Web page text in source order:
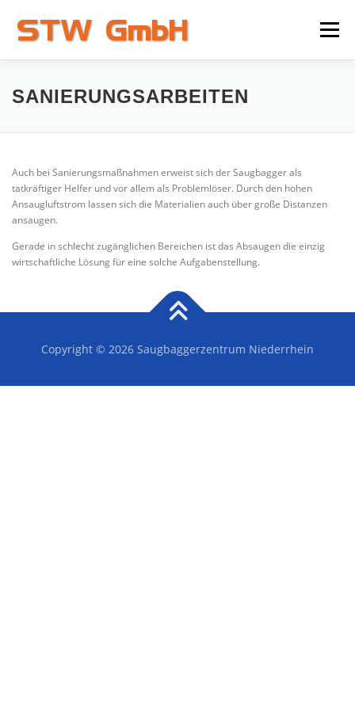
Inhalt
springen
Menü
HOME SAUGBAGGER BAGGER BLOG
SANIERUNGSARBEITEN
Auch bei Sanierungsmaßnahmen erweist sich der Saugbagger als
tatkräftiger Helfer und vor allem als Problemlöser. Durch den hohen
Ansaugluftstrom lassen sich die Materialien auch über große Distanzen
ansaugen.
Gerade in schlecht zugänglichen Bereichen ist das Absaugen die einzig
wirtschaftliche Lösung für eine solche Aufgabenstellung.
Copyright © 2026 Saugbaggerzentrum Niederrhein